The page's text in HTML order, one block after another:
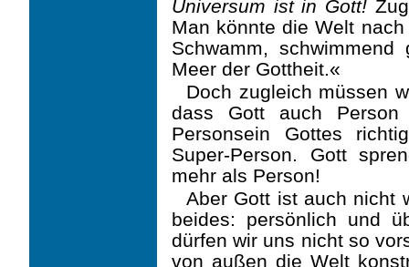
Universum ist in Gott!
Man könnte die Welt
Schwamm,
Meer der Gottheit.«
Doch zugleich müssen
dass Gott auch
Personsein Gottes
Super-Person. Gott
mehr als Person!
Aber Gott ist auch nicht
beides: persönlich und
dürfen wir uns nicht so
von außen die Welt